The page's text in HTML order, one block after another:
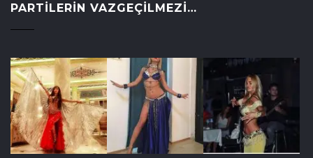
PARTILERIN VAZGEÇILMEZI…